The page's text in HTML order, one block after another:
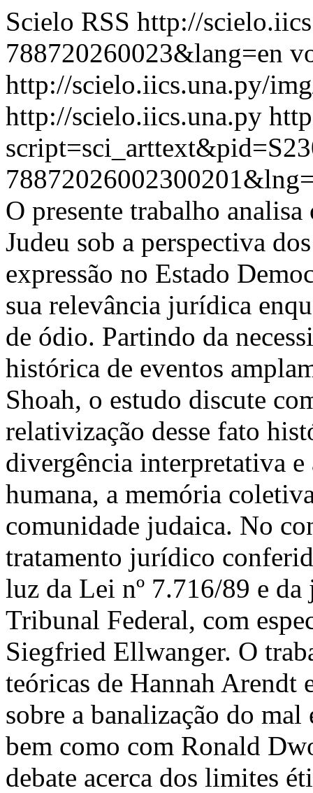
Scielo RSS http://
788720260023&lang=en
http://scielo.iics.una.py/
http://scielo.iics.una.py
O presente trabalho
Judeu sob a perspectiva
expressão no Estado
sua relevância jurídica
de ódio. Partindo da
histórica de eventos
Shoah, o estudo discute
relativização desse fato
divergência interpretativa e
humana, a memória
comunidade judaica. No
tratamento jurídico
luz da Lei nº 7.716/89 e
Tribunal Federal, com
Siegfried Ellwanger. O
teóricas de Hannah
sobre a banalização do
bem como com Ronald
debate acerca dos limites